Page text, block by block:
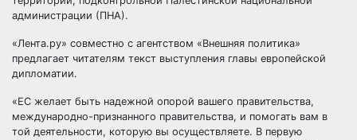
администрации (ПНА).
«Лента.ру» совместно с агентством «Внешняя политика»
предлагает читателям текст выступления главы европейской
дипломатии.
«ЕС желает быть надежной опорой вашего правительства,
международно-признанного правительства, и помогать вам в
той деятельности, которую вы осуществляете. В первую